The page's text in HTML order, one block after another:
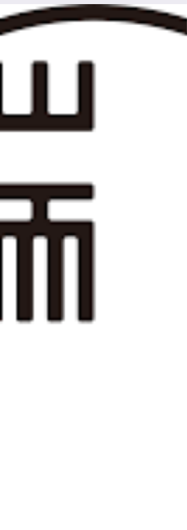
香港大學法律學院平等權項目團隊成員吳軒軒旁聽
外傭性罪行案庭審所做的「法庭觀察」報告，其英
文版已由《香港自由新聞（Hong Kong Free